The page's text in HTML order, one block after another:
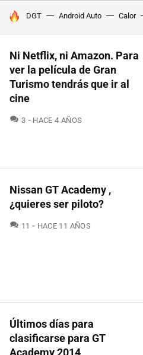
HOY SE HABLA DE
DGT Android Auto Calor
Ni Netflix, ni Amazon. Para
ver la película de Gran
Turismo tendrás que ir al
cine
3 COMENTARIOS
HACE 4 AÑOS
Nissan GT Academy ,
¿quieres ser piloto?
11 COMENTARIOS
HACE 11 AÑOS
Últimos días para
clasificarse para GT